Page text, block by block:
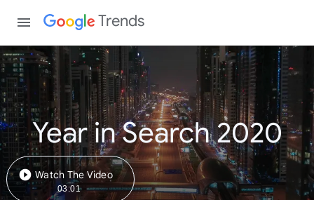
Trends
Year in Search 2020
Watch The Video
03:01